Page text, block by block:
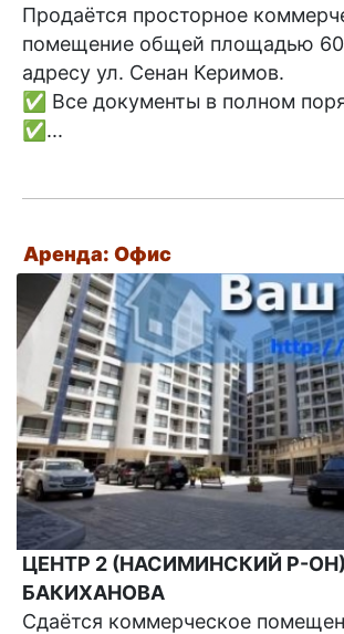
Продаётся просторное
помещение общей площадью
адресу ул. Сенан Керимов.
✅ Все документы в полном
✅...
Аренда: Офис
ЦЕНТР 2 (НАСИМИНСКИЙ Р-
БАКИХАНОВА
Сдаётся коммерческое